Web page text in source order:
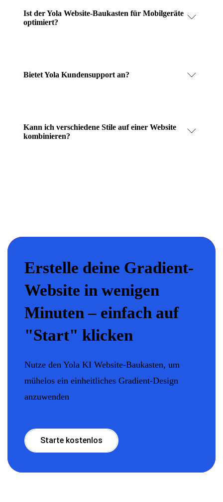
Ist der Yola Website-Baukasten für Mobilgeräte
optimiert?
Bietet Yola Kundensupport an?
Kann ich verschiedene Stile auf einer Website
kombinieren?
Erstelle deine Gradient-
Website in wenigen
Minuten – einfach auf
"Start" klicken
Nutze den Yola KI Website-Baukasten, um
mühelos ein einheitliches Gradient-Design
anzuwenden
Starte kostenlos